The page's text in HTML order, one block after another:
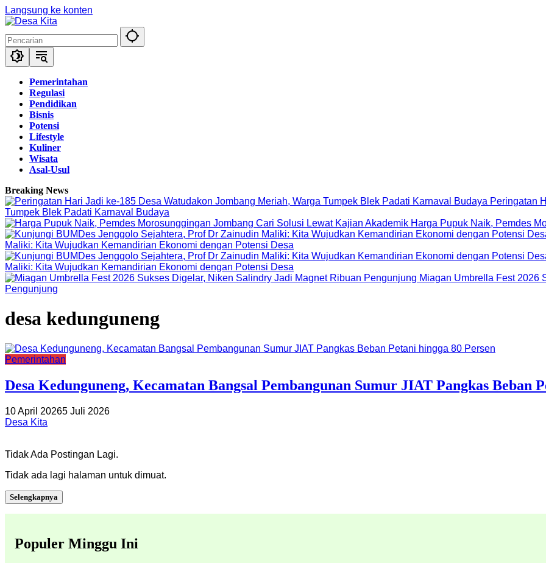
Langsung ke konten
Pemerintahan
Regulasi
Pendidikan
Bisnis
Potensi
Lifestyle
Kuliner
Wisata
Asal-Usul
Breaking News
Peringatan
Tumpek Blek Padati Karnaval Budaya
Harga Pupuk Naik, Pemdes
Maliki: Kita Wujudkan Kemandirian Ekonomi dengan Potensi Desa
Maliki: Kita Wujudkan Kemandirian Ekonomi dengan Potensi Desa
Miagan Umbrella Fest 2026
Pengunjung
desa kedunguneng
Pemerintahan
Desa Kedunguneng, Kecamatan Bangsal Pembangunan Sumur JIAT Pangkas Beban
10 April 20265 Juli 2026
Desa Kita
Tidak Ada Postingan Lagi.
Tidak ada lagi halaman untuk dimuat.
Selengkapnya
Populer Minggu Ini